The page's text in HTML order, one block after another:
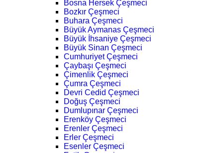
Bosna Hersek Çeşmeci
Bozkır Çeşmeci
Buhara Çeşmeci
Büyük Aymanas Çeşmeci
Büyük İhsaniye Çeşmeci
Büyük Sinan Çeşmeci
Cumhuriyet Çeşmeci
Çaybaşı Çeşmeci
Çimenlik Çeşmeci
Çumra Çeşmeci
Devri Cedid Çeşmeci
Doğuş Çeşmeci
Dumlupınar Çeşmeci
Erenköy Çeşmeci
Erenler Çeşmeci
Erler Çeşmeci
Esenler Çeşmeci